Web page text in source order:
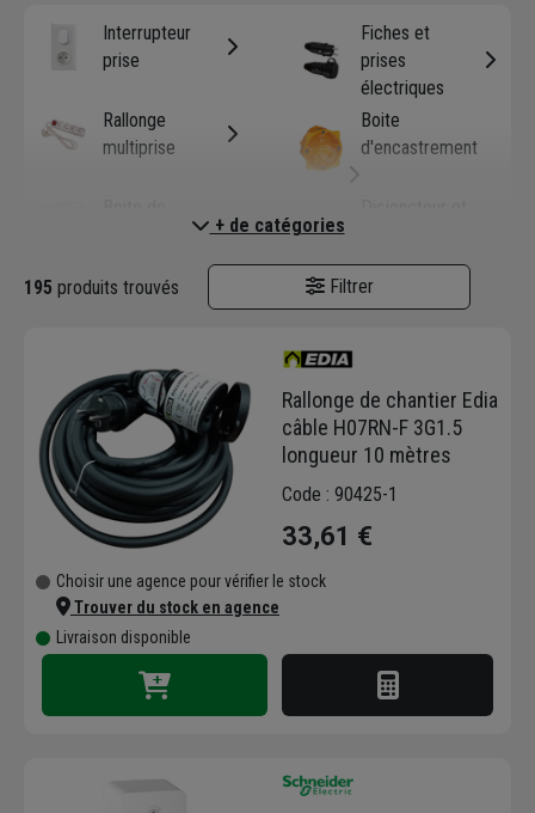
Interrupteur
prise
Fiches et
prises
électriques
Rallonge
multiprise
Boite
d'encastrement
différentiel
Gaine ICT et
Moulure et
Tableaux et
coffrets
électriques
Tube IRL
+ de catégories
195 produits trouvés Filtrer
Rallonge de chantier Edia
câble H07RN-F 3G1.5
longueur 10 mètres
Code : 90425-1
33,61 €
Choisir une agence pour vérifier le stock
Trouver du stock en agence
Livraison disponible